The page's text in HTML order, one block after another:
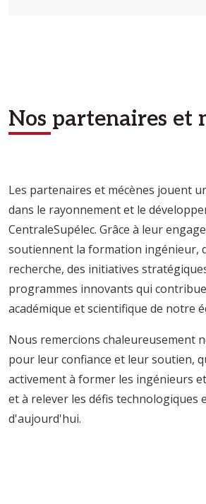
Nos partenaires et
Les partenaires et mécènes jouent
dans le rayonnement et le
CentraleSupélec. Grâce à leur
soutiennent la formation ingénieur,
recherche, des initiatives
programmes innovants qui
académique et scientifique de notre
Nous remercions chaleureusement
pour leur confiance et leur soutien,
activement à former les ingénieurs
et à relever les défis technologiques
d'aujourd'hui.